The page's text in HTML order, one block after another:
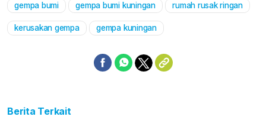
Mute
gempa bumi gempa bumi kuningan rumah rusak ringan
kerusakan gempa gempa kuningan
Berita Terkait